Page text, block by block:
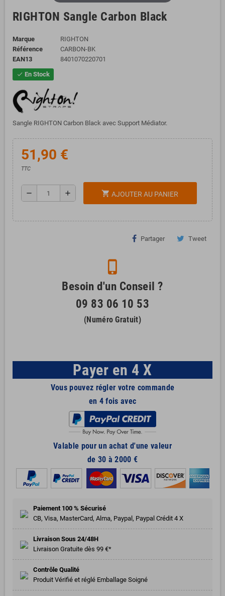
RIGHTON Sangle Carbon Black
Marque
RIGHTON
Référence
CARBON-BK
EAN13
8401070220701
check En Stock
Sangle RIGHTON Carbon Black avec Support Médiator.
51,90 €
TTC
remove add shopping_cart AJOUTER AU PANIER
Partager Tweet
phone_iphone
Besoin d'un Conseil ?
09 83 06 10 53
(Numéro Gratuit)
Payer en 4 X
Vous pouvez régler votre commande
en 4 fois avec
Valable pour un achat d'une valeur
de 30 à 2000 €
Paiement 100 % Sécurisé
CB, Visa, MasterCard, Alma, Paypal, Paypal Crédit 4 X
Livraison Sous 24/48H
Livraison Gratuite dès 99 €*
Contrôle Qualité
Produit Vérifié et réglé Emballage Soigné